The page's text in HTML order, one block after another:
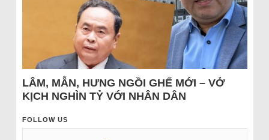
LÂM, MẪN, HƯNG NGỒI GHẾ MỚI – VỞ
KỊCH NGHÌN TỶ VỚI NHÂN DÂN
FOLLOW US